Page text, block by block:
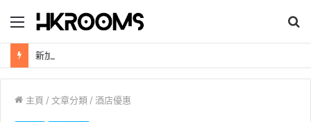
目
錄
尋
主頁 / 文章分類 / 酒店優惠